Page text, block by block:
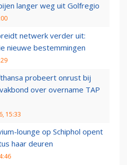
langer weg uit Golfregio
netwerk verder uit:
nieuwe bestemmingen
probeert onrust bij
over overname TAP
15:33
lounge op Schiphol opent
haar deuren